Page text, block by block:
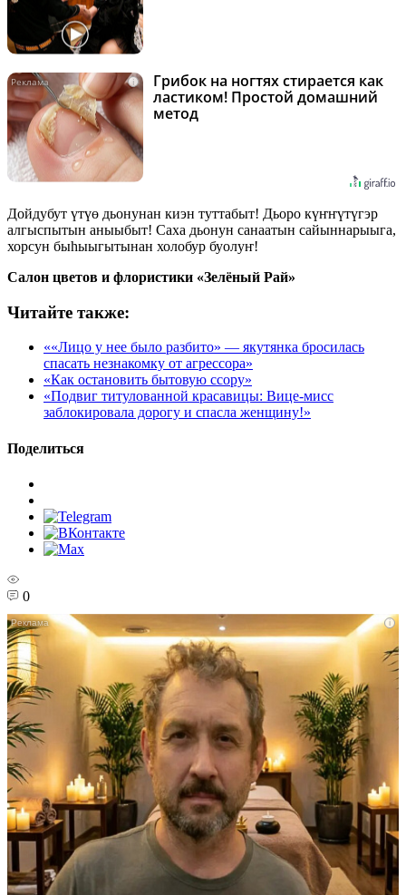
i
Грибок на ногтях стирается как
ластиком! Простой домашний
метод
Дойдубут үтүө дьонунан киэн туттабыт! Дьоро күҥҥүтүгэр
алгыспытын аныыбыт! Саха дьонун санаатын сайыннарыыга,
хорсун быһыыгытынан холобур буолуҥ!
Салон цветов и флористики «Зелёный Рай»
Читайте также:
««Лицо у нее было разбито» — якутянка бросилась
спасать незнакомку от агрессора»
«Как остановить бытовую ссору»
«Подвиг титулованной красавицы: Вице-мисс
заблокировала дорогу и спасла женщину!»
Поделиться
0
i